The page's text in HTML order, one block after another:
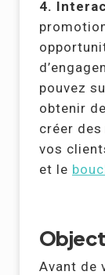
4.
pouvez
obtenir
créer
vos
et le
Avant de